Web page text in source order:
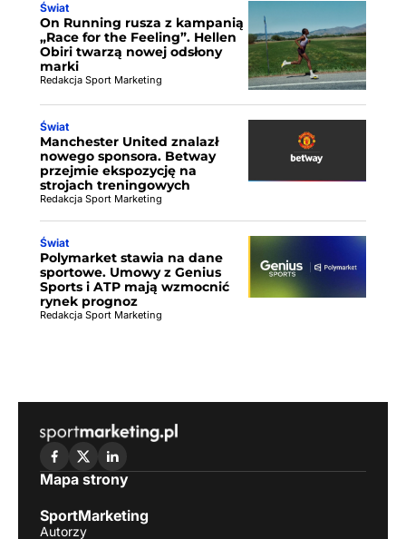
Świat
On Running rusza z kampanią
„Race for the Feeling”. Hellen
Obiri twarzą nowej odsłony
marki
Redakcja Sport Marketing
Świat
Manchester United znalazł
nowego sponsora. Betway
przejmie ekspozycję na
strojach treningowych
Redakcja Sport Marketing
Świat
Polymarket stawia na dane
sportowe. Umowy z Genius
Sports i ATP mają wzmocnić
rynek prognoz
Redakcja Sport Marketing
Mapa strony
SportMarketing
Autorzy